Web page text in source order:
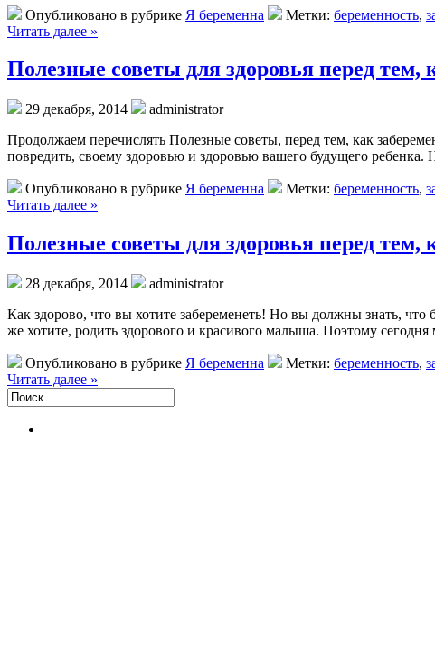
Опубликовано в рубрике Я беременна Метки: беременность,
Читать далее »
Полезные советы для здоровья перед
29 декабря, 2014
administrator
Продолжаем перечислять Полезные советы, перед тем, как
повредить, своему здоровью и здоровью вашего будущего
Опубликовано в рубрике Я беременна Метки: беременность,
Читать далее »
Полезные советы для здоровья перед тем,
28 декабря, 2014
administrator
Как здорово, что вы хотите забеременеть! Но вы должны знать,
же хотите, родить здорового и красивого малыша. Поэтому
Опубликовано в рубрике Я беременна Метки: беременность,
Читать далее »